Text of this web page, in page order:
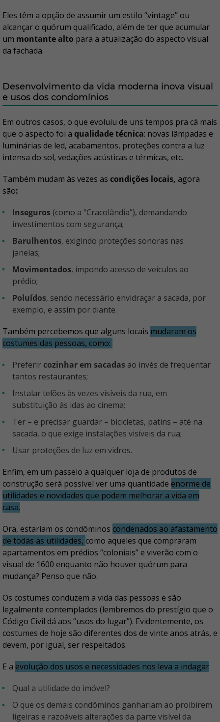
Eles têm a opção de assumir um estilo “vintage” ou
alcançar o quórum qualificado, além de ter que acumular
um montante alto para a atualização do aspecto visual
da fachada.
Desenvolvimento da vida moderna inova visual
e usos dos condomínios
Em outros casos, o que evoluiu de uns tempos pra cá mais
que o aspecto foi a qualidade técnica: novas lâmpadas e
luminárias de led, acabamentos, proteções contra a luz
intensa do sol, vedações acústicas e térmicas, etc.
Também mudam às vezes as condições locais, agora
são:
Inseguros (como a “Cracolândia”), demandando
investimentos com segurança;
Barulhentos, exigindo proteções sonoras nas
janelas;
Movimentados, impondo acesso de veículos ao
prédio;
Poluídos, sendo necessário envidraçar a sacada, por
exemplo, e assim por diante.
Também percebemos que alguns locais mudaram os
costumes das pessoas, como:
Preferir cozinhar em sacadas ao invés de frequentar
tantos restaurantes;
Instalar telões às vezes visíveis da rua, em
substituição às idas ao cinema;
Ter – e precisar guardar – bicicletas, patins – até na
sacada, o que exige instalações visíveis da rua;
Usar proteções de luz em vidros.
Enfim, em um passeio a qualquer loja de produtos de
construção será possível ver uma quantidade enorme de
utilidades e novidades que podem melhorar a vida em
casa.
Ora, estariam os condôminos condenados ao afastamento
de todas as utilidades, como aqueles que compraram
apartamentos em prédios “coloniais” e viverão com o
visual de 1600 enquanto não houver quórum para
mudança? Penso que não.
Os costumes conduzem a vida das pessoas e são
legalmente contemplados (lembremos do prestígio que o
Código Civil dá aos “usos do lugar”). Evidentemente, os
costumes de hoje são diferentes dos de vinte anos atrás, e
devem, por igual, ser respeitados.
E a evolução dos usos e necessidades nos leva a indagar:
Qual a utilidade do imóvel?
O que os demais condôminos ganhariam ao proibirem
ligeiras e razoáveis alterações da parte visível da